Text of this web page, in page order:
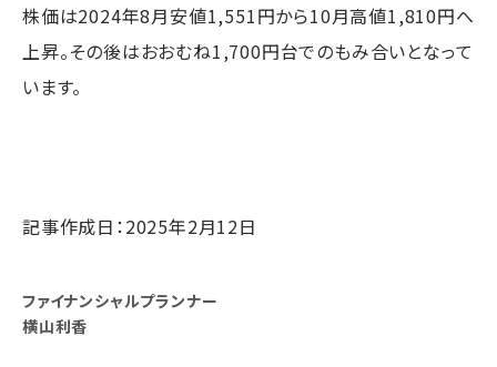
株価は2024年8月安値1,551円から10月高値1,810円へ
上昇。その後はおおむね1,700円台でのもみ合いとなって
います。
記事作成日：2025年2月12日
ファイナンシャルプランナー
横山利香